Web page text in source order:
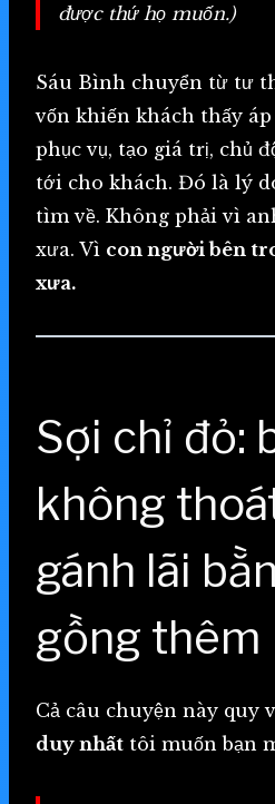
được thứ họ muốn.)
Sáu Bình chuyển từ tư
vốn khiến khách thấy
phục vụ, tạo giá trị, chủ
tới cho khách. Đó là lý
tìm về. Không phải vì
xưa. Vì con người bên
xưa.
Sợi chỉ đỏ:
không
gánh lãi
gồng thêm
Cả câu chuyện này quy
duy nhất tôi muốn bạn